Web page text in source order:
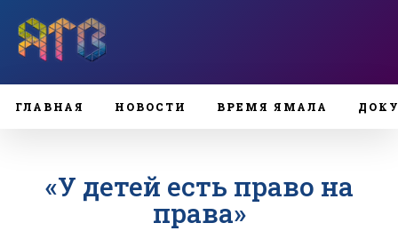
ГЛАВНАЯ НОВОСТИ ВРЕМЯ ЯМАЛА
«У детей есть право на
права»